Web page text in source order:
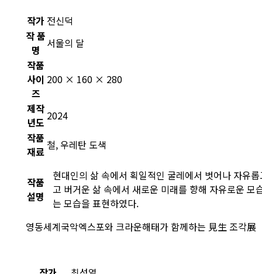
작가 전신덕
작 품
명 서울의 달
작품
사이
즈
200 × 160 × 280
제작
년도 2024
작품
재료 철, 우레탄 도색
작품
설명
현대인의 삶 속에서 획일적인 굴레에서 벗어나 자유
고 버거운 삶 속에서 새로운 미래를 향해 자유로운 모
는 모습을 표현하였다.
영동세계국악엑스포와 크라운해태가 함께하는 見生 조각展